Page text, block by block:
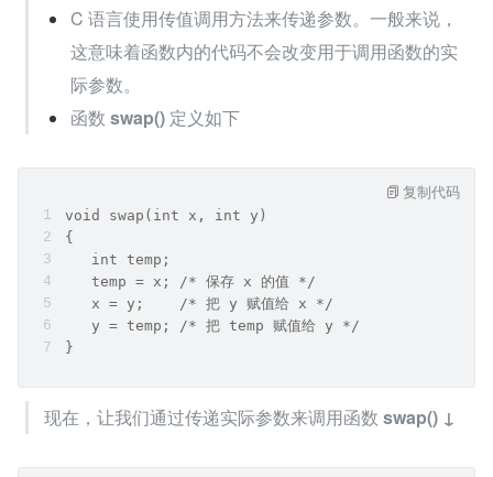
C 语言使用传值调用方法来传递参数。一般来说，
这意味着函数内的代码不会改变用于调用函数的实
际参数。
函数 swap() 定义如下
void swap(int x, int y)
{
   int temp;
   temp = x; /* 保存 x 的值 */
   x = y;    /* 把 y 赋值给 x */
   y = temp; /* 把 temp 赋值给 y */
}
复制代码
现在，让我们通过传递实际参数来调用函数 swap() ↓